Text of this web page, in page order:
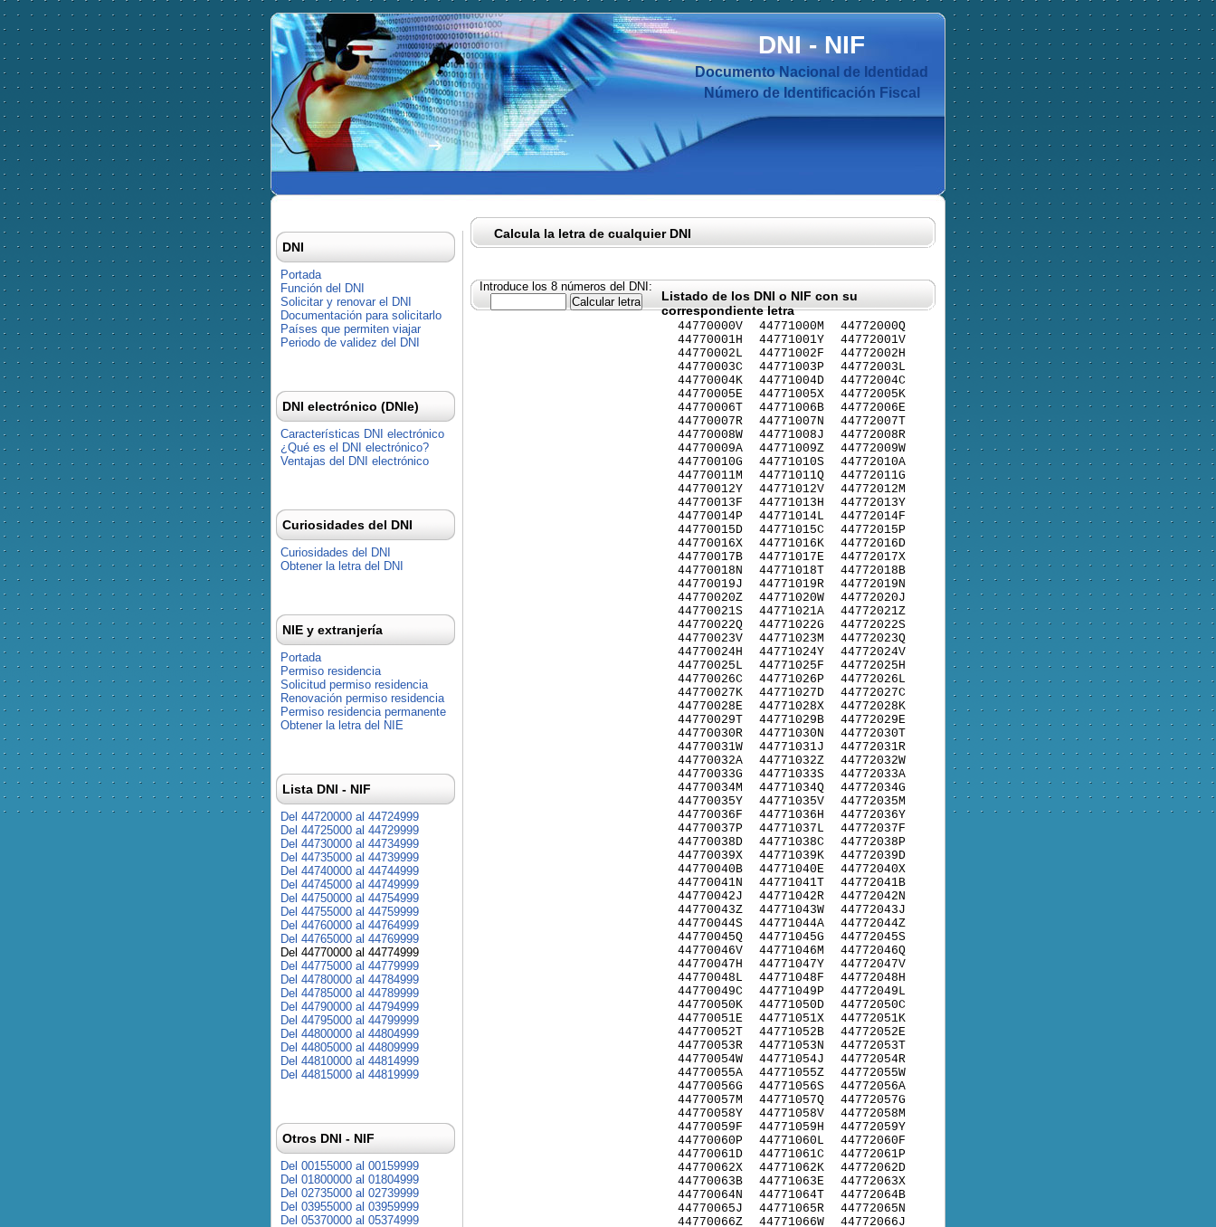
DNI-NIF
Documento Nacional de Identidad
Número de Identificación Fiscal
Calcula la letra de cualquier DNI
Introduce los 8 números del DNI:
Listado de los DNI o NIF con su
correspondiente letra
44770000V
44770001H
44770002L
44770003C
44770004K
44770005E
44770006T
44770007R
44770008W
44770009A
44770010G
44770011M
44770012Y
44770013F
44770014P
44770015D
44770016X
44770017B
44770018N
44770019J
44770020Z
44770021S
44770022Q
44770023V
44770024H
44770025L
44770026C
44770027K
44770028E
44770029T
44770030R
44770031W
44770032A
44770033G
44770034M
44770035Y
44770036F
44770037P
44770038D
44770039X
44770040B
44770041N
44770042J
44770043Z
44770044S
44770045Q
44770046V
44770047H
44770048L
44770049C
44770050K
44770051E
44770052T
44770053R
44770054W
44770055A
44770056G
44770057M
44770058Y
44770059F
44770060P
44770061D
44770062X
44770063B
44770064N
44770065J
44770066Z
44771000M
44771001Y
44771002F
44771003P
44771004D
44771005X
44771006B
44771007N
44771008J
44771009Z
44771010S
44771011Q
44771012V
44771013H
44771014L
44771015C
44771016K
44771017E
44771018T
44771019R
44771020W
44771021A
44771022G
44771023M
44771024Y
44771025F
44771026P
44771027D
44771028X
44771029B
44771030N
44771031J
44771032Z
44771033S
44771034Q
44771035V
44771036H
44771037L
44771038C
44771039K
44771040E
44771041T
44771042R
44771043W
44771044A
44771045G
44771046M
44771047Y
44771048F
44771049P
44771050D
44771051X
44771052B
44771053N
44771054J
44771055Z
44771056S
44771057Q
44771058V
44771059H
44771060L
44771061C
44771062K
44771063E
44771064T
44771065R
44771066W
44772000Q
44772001V
44772002H
44772003L
44772004C
44772005K
44772006E
44772007T
44772008R
44772009W
44772010A
44772011G
44772012M
44772013Y
44772014F
44772015P
44772016D
44772017X
44772018B
44772019N
44772020J
44772021Z
44772022S
44772023Q
44772024V
44772025H
44772026L
44772027C
44772028K
44772029E
44772030T
44772031R
44772032W
44772033A
44772034G
44772035M
44772036Y
44772037F
44772038P
44772039D
44772040X
44772041B
44772042N
44772043J
44772044Z
44772045S
44772046Q
44772047V
44772048H
44772049L
44772050C
44772051K
44772052E
44772053T
44772054R
44772055W
44772056A
44772057G
44772058M
44772059Y
44772060F
44772061P
44772062D
44772063X
44772064B
44772065N
44772066J
DNI
Portada
Función del DNI
Solicitar y renovar el DNI
Documentación para solicitarlo
Países que permiten viajar
Periodo de validez del DNI
DNI electrónico (DNIe)
Características DNI electrónico
¿Qué es el DNI electrónico?
Ventajas del DNI electrónico
Curiosidades del DNI
Curiosidades del DNI
Obtener la letra del DNI
NIE y extranjería
Portada
Permiso residencia
Solicitud permiso residencia
Renovación permiso residencia
Permiso residencia permanente
Obtener la letra del NIE
Lista DNI - NIF
Del 44720000 al 44724999
Del 44725000 al 44729999
Del 44730000 al 44734999
Del 44735000 al 44739999
Del 44740000 al 44744999
Del 44745000 al 44749999
Del 44750000 al 44754999
Del 44755000 al 44759999
Del 44760000 al 44764999
Del 44765000 al 44769999
Del 44770000 al 44774999
Del 44775000 al 44779999
Del 44780000 al 44784999
Del 44785000 al 44789999
Del 44790000 al 44794999
Del 44795000 al 44799999
Del 44800000 al 44804999
Del 44805000 al 44809999
Del 44810000 al 44814999
Del 44815000 al 44819999
Otros DNI - NIF
Del 00155000 al 00159999
Del 01800000 al 01804999
Del 02735000 al 02739999
Del 03955000 al 03959999
Del 05370000 al 05374999